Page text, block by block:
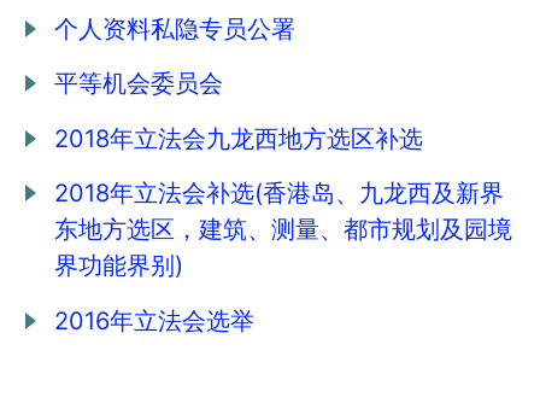
个人资料私隐专员公署
平等机会委员会
2018年立法会九龙西地方选区补选
2018年立法会补选(香港岛、九龙西及新界
东地方选区，建筑、测量、都市规划及园境
界功能界别)
2016年立法会选举